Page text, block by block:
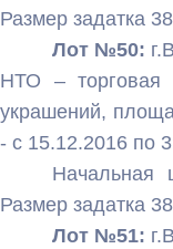
Размер задатка
Лот №50:
НТО – торговая
украшений,
- с 15.12.2016 по
Начальная
Размер задатка
Лот №51: